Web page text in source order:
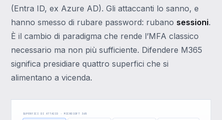
(Entra ID, ex Azure AD). Gli attaccanti lo sanno, e
hanno smesso di rubare password: rubano sessioni.
È il cambio di paradigma che rende l’MFA classico
necessario ma non più sufficiente. Difendere M365
significa presidiare quattro superfici che si
alimentano a vicenda.
SUPERFICI DI ATTACCO · MICROSOFT 365